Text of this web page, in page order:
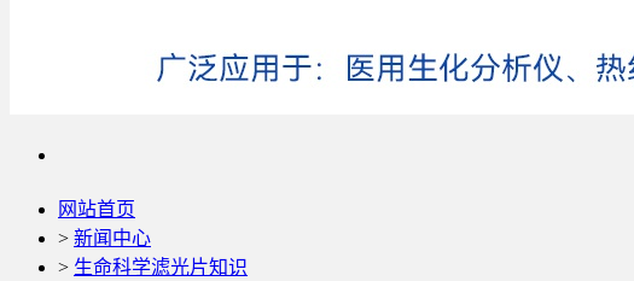
网站首页
> 新闻中心
> 生命科学滤光片知识